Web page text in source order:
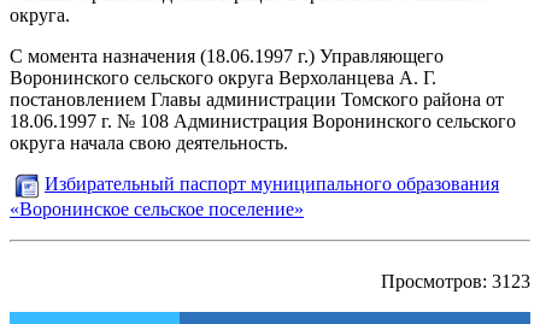
округа.
С момента назначения (18.06.1997 г.) Управляющего
Воронинского сельского округа Верхоланцева А. Г.
постановлением Главы администрации Томского района от
18.06.1997 г. № 108 Администрация Воронинского сельского
округа начала свою деятельность.
Избирательный паспорт муниципального образования
«Воронинское сельское поселение»
Просмотров: 3123